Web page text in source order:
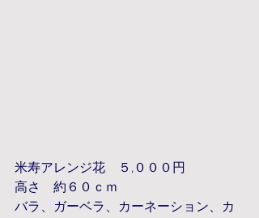
米寿アレンジ花　５,０００円
高さ　約６０ｃｍ
バラ、ガーベラ、カーネーション、カ